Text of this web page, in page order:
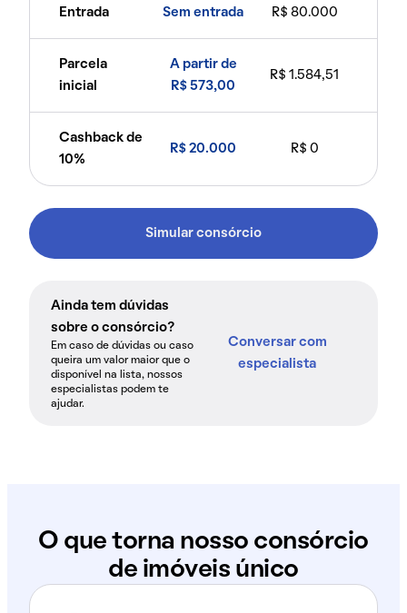
Entrada Sem entrada R$ 80.000
Parcela
inicial
A partir de
R$ 573,00
R$ 1.584,51
Cashback de
10%
R$ 20.000 R$ 0
Simular consórcio
Ainda tem dúvidas
sobre o consórcio?
Em caso de dúvidas ou caso
queira um valor maior que o
disponível na lista, nossos
especialistas podem te
ajudar.
Conversar com
especialista
O que torna nosso consórcio
de imóveis único